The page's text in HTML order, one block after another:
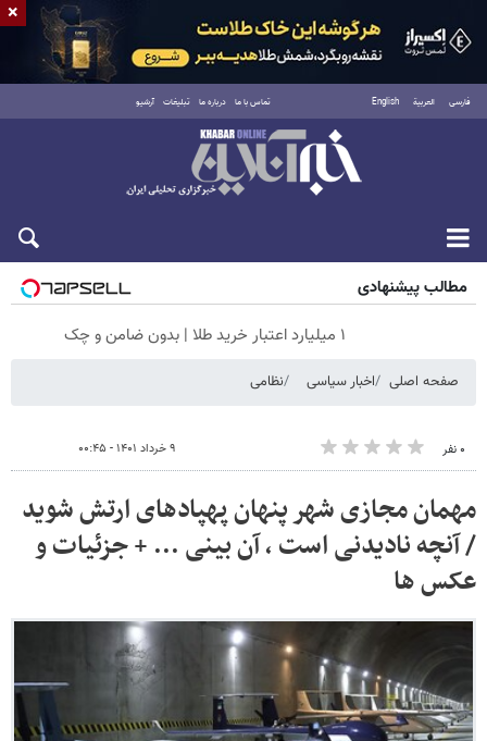
فارسی العربية English تماس با ما درباره ما تبلیغات آرشیو
جمعه ۱۶ مرداد ۱۴۰۵
مطالب پیشنهادی
۱ میلیارد اعتبار خرید طلا | بدون ضامن و چک
صفحه اصلی اخبار سیاسی نظامی
۰ نفر ۹ خرداد ۱۴۰۱ - ۰۰:۴۵
مهمان مجازی شهر پنهان پهپادهای ارتش شوید
/ آنچه نادیدنی است ، آن بینی ... + جزئیات و
عکس ها
×